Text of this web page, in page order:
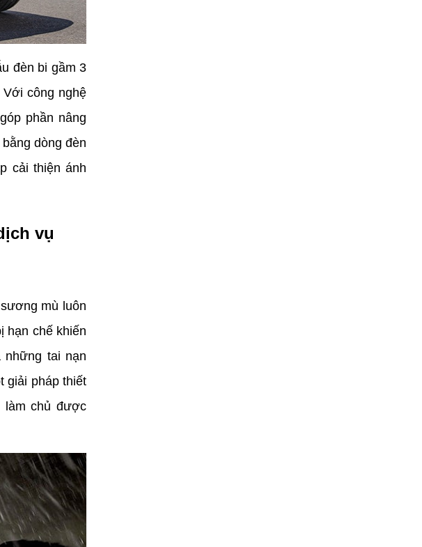
đèn bi gầm 3
công nghệ
phần nâng
dòng đèn
cải thiện ánh
vụ
mù luôn
hạn chế khiến
tai nạn
giải pháp thiết
làm chủ được